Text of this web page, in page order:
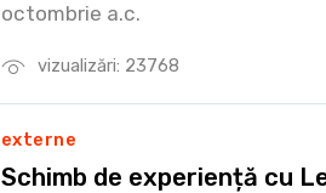
vizualizări: 23768
octombrie a.c.
externe
Schimb de experiență cu